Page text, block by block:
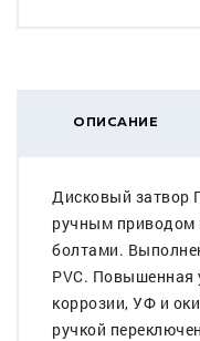
ОПИСАНИЕ
Дисковый затвор
ручным приводом
болтами.
PVC. Повышенная
коррозии, УФ и
ручкой